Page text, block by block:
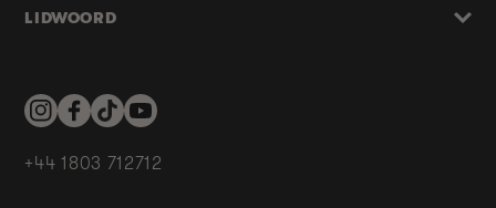
LIDWOORD
InstagramFacebookTikTokYouTube
+44 1803 712712